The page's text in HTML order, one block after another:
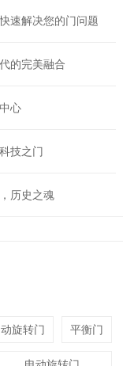
速解决您的门问题
的完美融合
心
技之门
历史之魂
旋转门 平衡门